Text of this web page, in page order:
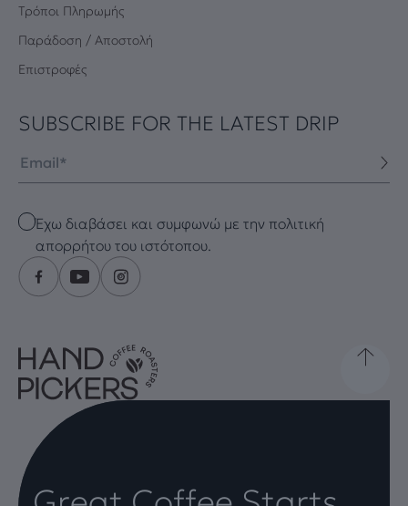
Τρόποι Πληρωμής
Παράδοση / Αποστολή
Επιστροφές
SUBSCRIBE FOR THE LATEST DRIP
Checkbox
Έχω διαβάσει και συμφωνώ με την πολιτική
απορρήτου του ιστότοπου.